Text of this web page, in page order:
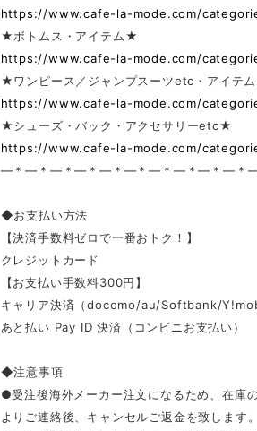
https://www.cafe-la-mode.com/
★ボトムス・アイテム★
https://www.cafe-la-mode.com/
★ワンピース／ジャンプスーツetc・アイテ
https://www.cafe-la-mode.com/
★シューズ・バック・アクセサリーetc★
https://www.cafe-la-mode.com/
—＊—＊—＊—＊—＊—＊—＊—＊—＊—＊—
◆お支払い方法
【決済手数料ゼロで一番おトク！】
クレジットカード
【お支払い手数料300円】
キャリア決済（docomo/au/Softbank/
あと払い Pay ID 決済（コンビニお支払い）
◆注意事項
●受注後海外メーカー注文になるため、在庫
よりご連絡後、キャンセルご返金を致します。